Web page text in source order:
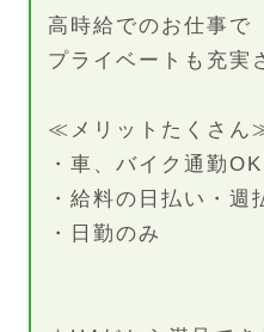
高時給でのお仕事で
プライベートも充実
≪メリットたくさん
・車、バイク通勤OK
・給料の日払い・週
・日勤のみ